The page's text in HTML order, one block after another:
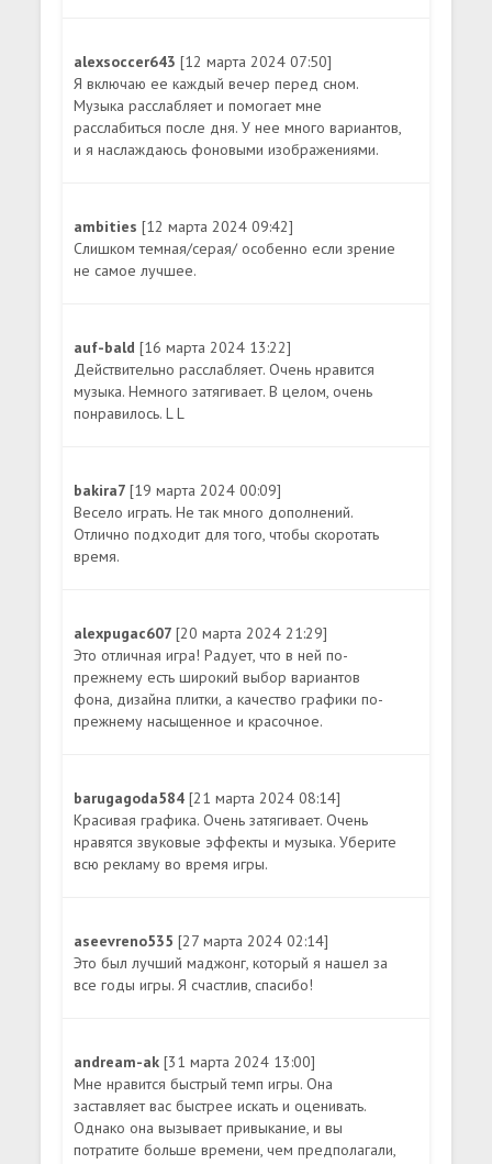
alexsoccer643[12 марта 2024 07:50]
Я включаю ее каждый вечер перед сном.
Музыка расслабляет и помогает мне
расслабиться после дня. У нее много вариантов,
и я наслаждаюсь фоновыми изображениями.
ambities[12 марта 2024 09:42]
Слишком темная/серая/ особенно если зрение
не самое лучшее.
auf-bald[16 марта 2024 13:22]
Действительно расслабляет. Очень нравится
музыка. Немного затягивает. В целом, очень
понравилось. L L
bakira7[19 марта 2024 00:09]
Весело играть. Не так много дополнений.
Отлично подходит для того, чтобы скоротать
время.
alexpugac607[20 марта 2024 21:29]
Это отличная игра! Радует, что в ней по-
прежнему есть широкий выбор вариантов
фона, дизайна плитки, а качество графики по-
прежнему насыщенное и красочное.
barugagoda584[21 марта 2024 08:14]
Красивая графика. Очень затягивает. Очень
нравятся звуковые эффекты и музыка. Уберите
всю рекламу во время игры.
aseevreno535[27 марта 2024 02:14]
Это был лучший маджонг, который я нашел за
все годы игры. Я счастлив, спасибо!
andream-ak[31 марта 2024 13:00]
Мне нравится быстрый темп игры. Она
заставляет вас быстрее искать и оценивать.
Однако она вызывает привыкание, и вы
потратите больше времени, чем предполагали,